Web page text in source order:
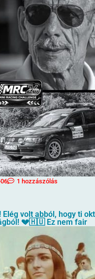
1 hozzászólás
Elég volt abból, hogy ti
💔🇭🇺 Ez nem fair